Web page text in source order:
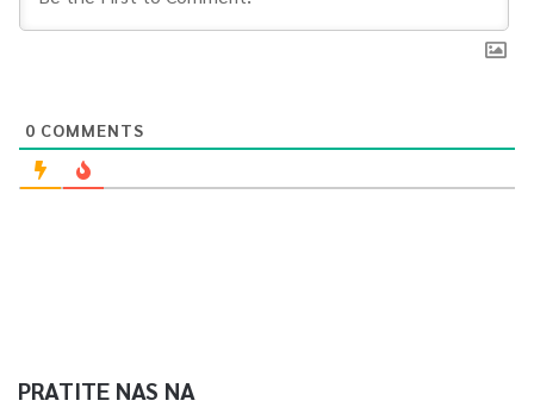
0 COMMENTS
PRATITE NAS NA